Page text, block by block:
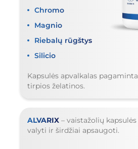
Chromo
Magnio
Riebalų rūgštys
Silicio
Kapsulės apvalkalas
tirpios želatinos.
ALVARIX – vaistažolių
valyti ir širdžiai apsaugoti.